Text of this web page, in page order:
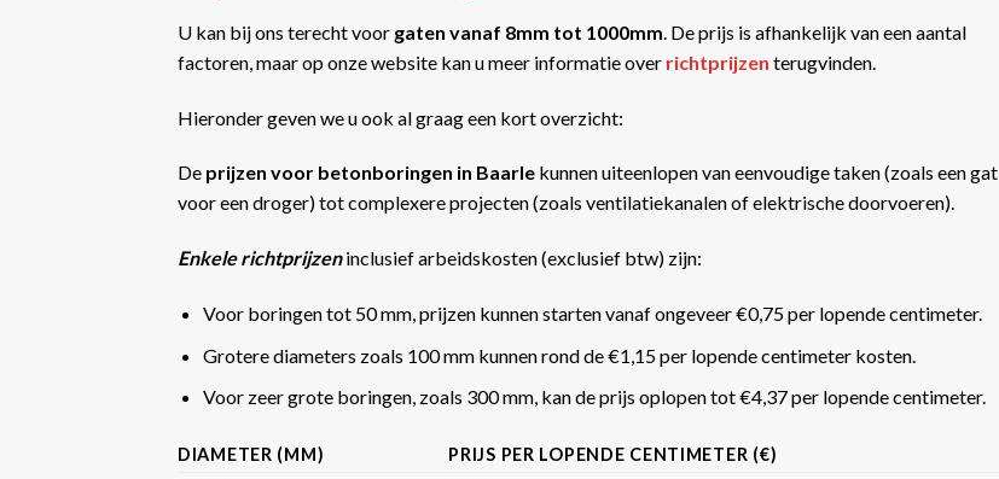
U kan bij ons terecht voor gaten vanaf 8mm tot 1000mm . De prijs is afhankelijk van een aantal
factoren, maar op onze website kan u meer informatie over richtprijzen terugvinden.
Hieronder geven we u ook al graag een kort overzicht:
De prijzen voor betonboringen in Baarle kunnen uiteenlopen van eenvoudige taken (zoals een gat
voor een droger) tot complexere projecten (zoals ventilatiekanalen of elektrische doorvoeren).
Enkele richtprijzeninclusief arbeidskosten (exclusief btw) zijn:
Voor boringen tot 50 mm, prijzen kunnen starten vanaf ongeveer €0,75 per lopende centimeter.
Grotere diameters zoals 100 mm kunnen rond de €1,15 per lopende centimeter kosten.
Voor zeer grote boringen, zoals 300 mm, kan de prijs oplopen tot €4,37 per lopende centimeter​​.
DIAMETER (MM)
PRIJS PER LOPENDE CENTIMETER (€)